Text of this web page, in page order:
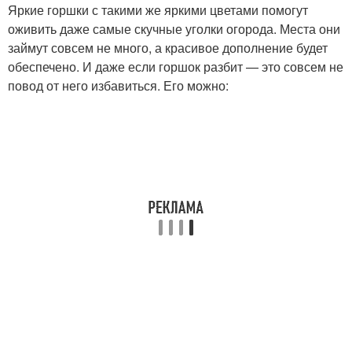
Яркие горшки с такими же яркими цветами помогут
оживить даже самые скучные уголки огорода. Места они
займут совсем не много, а красивое дополнение будет
обеспечено. И даже если горшок разбит — это совсем не
повод от него избавиться. Его можно: